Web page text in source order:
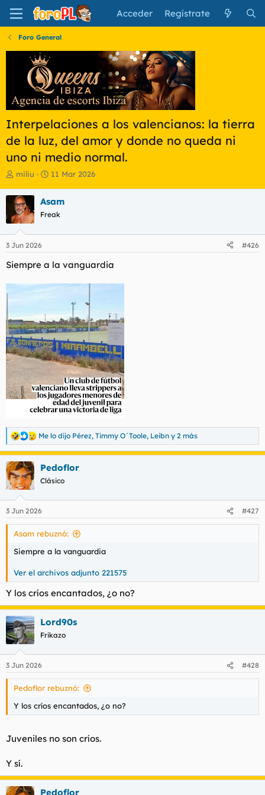
Acceder Regístrate
Foro General
Interpelaciones a los valencianos: la tierra
de la luz, del amor y donde no queda ni
uno ni medio normal.
I
i
c
i
a
d
o
d
m
a
miliu
F
h
a
e
11 Mar 2026
Asam
Freak
3 Jun 2026 #426
Siempre a la vanguardia
R
e
a
c
c
i
e
s
Me lo dijo Pérez, Timmy O´Toole, Leibn y 2 más
Pedoflor
Clásico
3 Jun 2026 #427
Asam rebuznó:
Siempre a la vanguardia
Ver el archivos adjunto 221575
Y los críos encantados, ¿o no?
Lord90s
Frikazo
3 Jun 2026 #428
Pedoflor rebuznó:
Y los críos encantados, ¿o no?
Juveniles no son críos.
Y sí.
Pedoflor